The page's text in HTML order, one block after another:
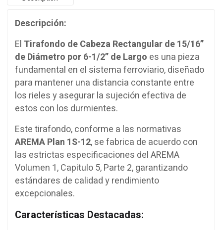
Descripción:
El Tirafondo de Cabeza Rectangular de 15/16”
de Diámetro por 6-1/2” de Largo es una pieza
fundamental en el sistema ferroviario, diseñado
para mantener una distancia constante entre
los rieles y asegurar la sujeción efectiva de
estos con los durmientes.
Este tirafondo, conforme a las normativas
AREMA Plan 1S-12, se fabrica de acuerdo con
las estrictas especificaciones del AREMA
Volumen 1, Capitulo 5, Parte 2, garantizando
estándares de calidad y rendimiento
excepcionales.
Características Destacadas: